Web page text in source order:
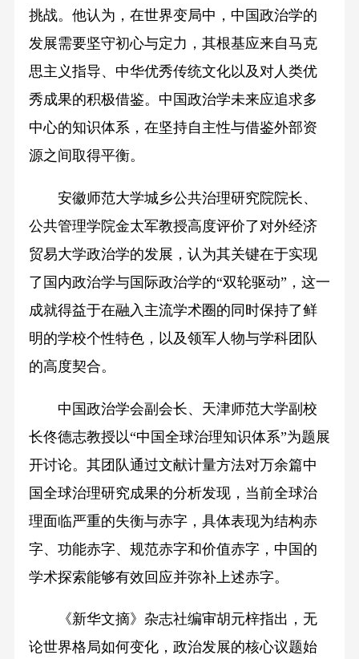
挑战。他认为，在世界变局中，中国政治学的
发展需要坚守初心与定力，其根基应来自马克
思主义指导、中华优秀传统文化以及对人类优
秀成果的积极借鉴。中国政治学未来应追求多
中心的知识体系，在坚持自主性与借鉴外部资
源之间取得平衡。
安徽师范大学城乡公共治理研究院院长、
公共管理学院金太军教授高度评价了对外经济
贸易大学政治学的发展，认为其关键在于实现
了国内政治学与国际政治学的“双轮驱动”，这一
成就得益于在融入主流学术圈的同时保持了鲜
明的学校个性特色，以及领军人物与学科团队
的高度契合。
中国政治学会副会长、天津师范大学副校
长佟德志教授以“中国全球治理知识体系”为题展
开讨论。其团队通过文献计量方法对万余篇中
国全球治理研究成果的分析发现，当前全球治
理面临严重的失衡与赤字，具体表现为结构赤
字、功能赤字、规范赤字和价值赤字，中国的
学术探索能够有效回应并弥补上述赤字。
《新华文摘》杂志社编审胡元梓指出，无
论世界格局如何变化，政治发展的核心议题始